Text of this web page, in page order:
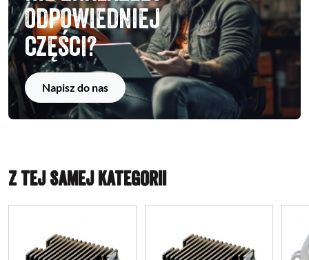
odpowiedniej
części?
Napisz do nas
Z TEJ SAMEJ KATEGORII